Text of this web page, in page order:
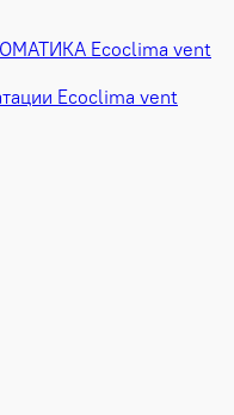
Ecoclima vent
Ecoclima vent